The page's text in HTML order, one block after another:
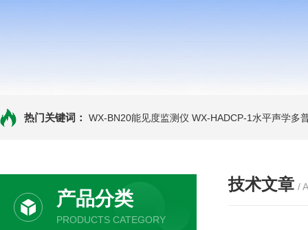
热门关键词： WX-BN20能见度监测仪 WX-HADCP-1水平声学多
产品分类
PRODUCTS CATEGORY
技术文章 /